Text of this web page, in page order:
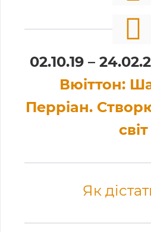
02.10.19 –
Вюіттон:
Перріан.
світ
Як